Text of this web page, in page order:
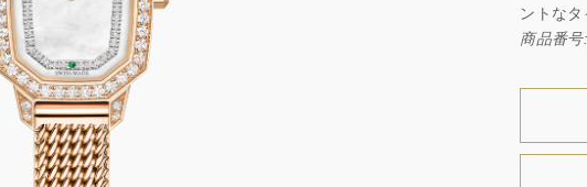
ントなタ
商品番